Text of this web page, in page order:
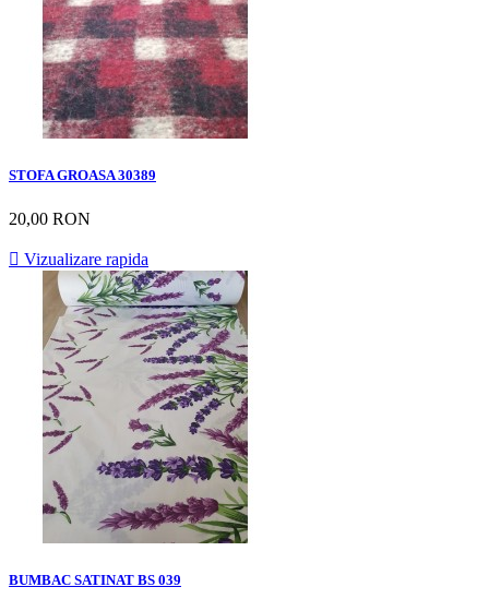
STOFA GROASA 30389
20,00 RON
 Vizualizare rapida
BUMBAC SATINAT BS 039